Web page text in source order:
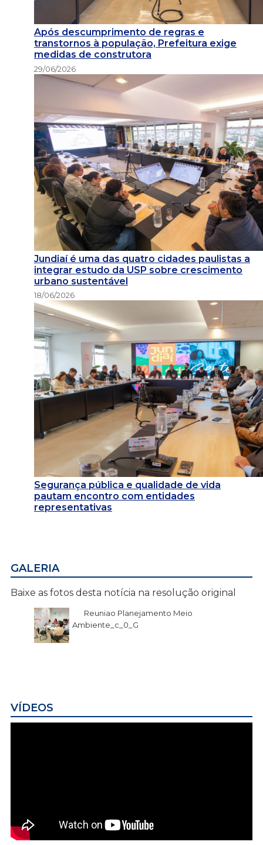
Após descumprimento de regras e
transtornos à população, Prefeitura exige
medidas de construtora
29/06/2026
Jundiaí é uma das quatro cidades paulistas a
integrar estudo da USP sobre crescimento
urbano sustentável
18/06/2026
Segurança pública e qualidade de vida
pautam encontro com entidades
representativas
GALERIA
Baixe as fotos desta notícia na resolução original
Reuniao Planejamento Meio
Ambiente_c_0_G
VÍDEOS